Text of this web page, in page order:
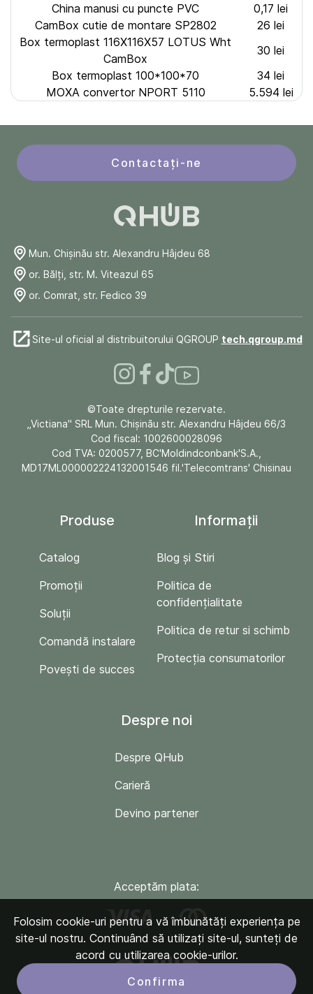
China manusi cu puncte PVC
0,17 lei
CamBox cutie de montare SP2802
26 lei
Box termoplast 116X116X57 LOTUS Wht
CamBox
30 lei
Box termoplast 100*100*70
34 lei
MOXA convertor NPORT 5110
5.594 lei
Contactați-ne
Mun. Chişinău str. Alexandru Hâjdeu 68
or. Bălți, str. M. Viteazul 65
or. Comrat, str. Fedico 39
Site-ul oficial al distribuitorului QGROUP tech.qgroup.md
©Toate drepturile rezervate.
„Victiana" SRL Mun. Chişinău str. Alexandru Hâjdeu 66/3
Cod fiscal: 1002600028096
Cod TVA: 0200577, BC'Moldindconbank'S.A.,
MD17ML000002224132001546 fil.'Telecomtrans' Chisinau
Produse
Catalog
Promoții
Soluții
Comandă instalare
Povești de succes
Informații
Blog și Stiri
Politica de
confidențialitate
Politica de retur si schimb
Protecția consumatorilor
Despre noi
Despre QHub
Carieră
Devino partener
Acceptăm plata:
Folosim cookie-uri pentru a vă îmbunătăți experiența pe
site-ul nostru. Continuând să utilizați site-ul, sunteți de
acord cu utilizarea cookie-urilor.
Confirma